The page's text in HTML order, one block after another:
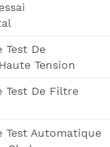
Test De
Tension
Test De Filtre
Test Automatique